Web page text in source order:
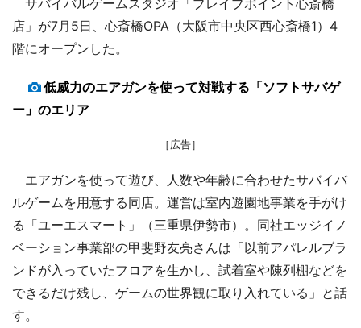
店」が7月5日、心斎橋OPA（大阪市中央区西心斎橋1）4
階にオープンした。
低威力のエアガンを使って対戦する「ソフトサバゲ
ー」のエリア
［広告］
エアガンを使って遊び、人数や年齢に合わせたサバイバ
ルゲームを用意する同店。運営は室内遊園地事業を手がけ
る「ユーエスマート」（三重県伊勢市）。同社エッジイノ
ベーション事業部の甲斐野友亮さんは「以前アパレルブラ
ンドが入っていたフロアを生かし、試着室や陳列棚などを
できるだけ残し、ゲームの世界観に取り入れている」と話
す。